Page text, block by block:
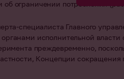
ограничении потребления
специалиста Главного
исполнительной
преждевременно,
Концепции